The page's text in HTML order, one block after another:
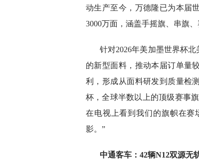
动生产至今，万德隆已为本届
3000万面，涵盖手摇旗、串旗
针对2026年美加墨世界杯
的新型面料，推动本届订单量
利，形成从面料研发到质量检
杯，全球半数以上的顶级赛事
在电视上看到我们的旗帜在赛
影。”
中通客车：42辆N12双源无